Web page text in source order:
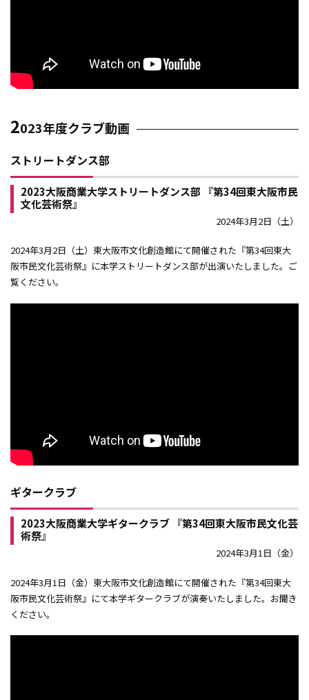
2023年度クラブ動画
ストリートダンス部
2023大阪商業大学ストリートダンス部 『第34回東大阪市民
文化芸術祭』
2024年3月2日（土）
2024年3月2日（土）東大阪市文化創造館にて開催された『第34回東大
阪市民文化芸術祭』に本学ストリートダンス部が出演いたしました。ご
覧ください。
ギタークラブ
2023大阪商業大学ギタークラブ 『第34回東大阪市民文化芸
術祭』
2024年3月1日（金）
2024年3月1日（金）東大阪市文化創造館にて開催された『第34回東大
阪市民文化芸術祭』にて本学ギタークラブが演奏いたしました。お聞き
ください。